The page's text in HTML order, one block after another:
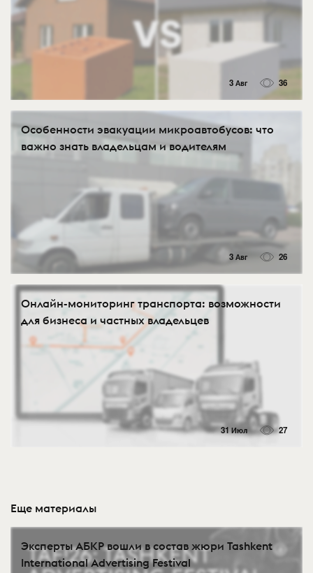
3 Авг 36
Особенности эвакуации микроавтобусов: что
важно знать владельцам и водителям
3 Авг 26
Онлайн-мониторинг транспорта: возможности
для бизнеса и частных владельцев
31 Июл 27
Еще материалы
Эксперты АБКР вошли в состав жюри Tashkent
International Advertising Festival